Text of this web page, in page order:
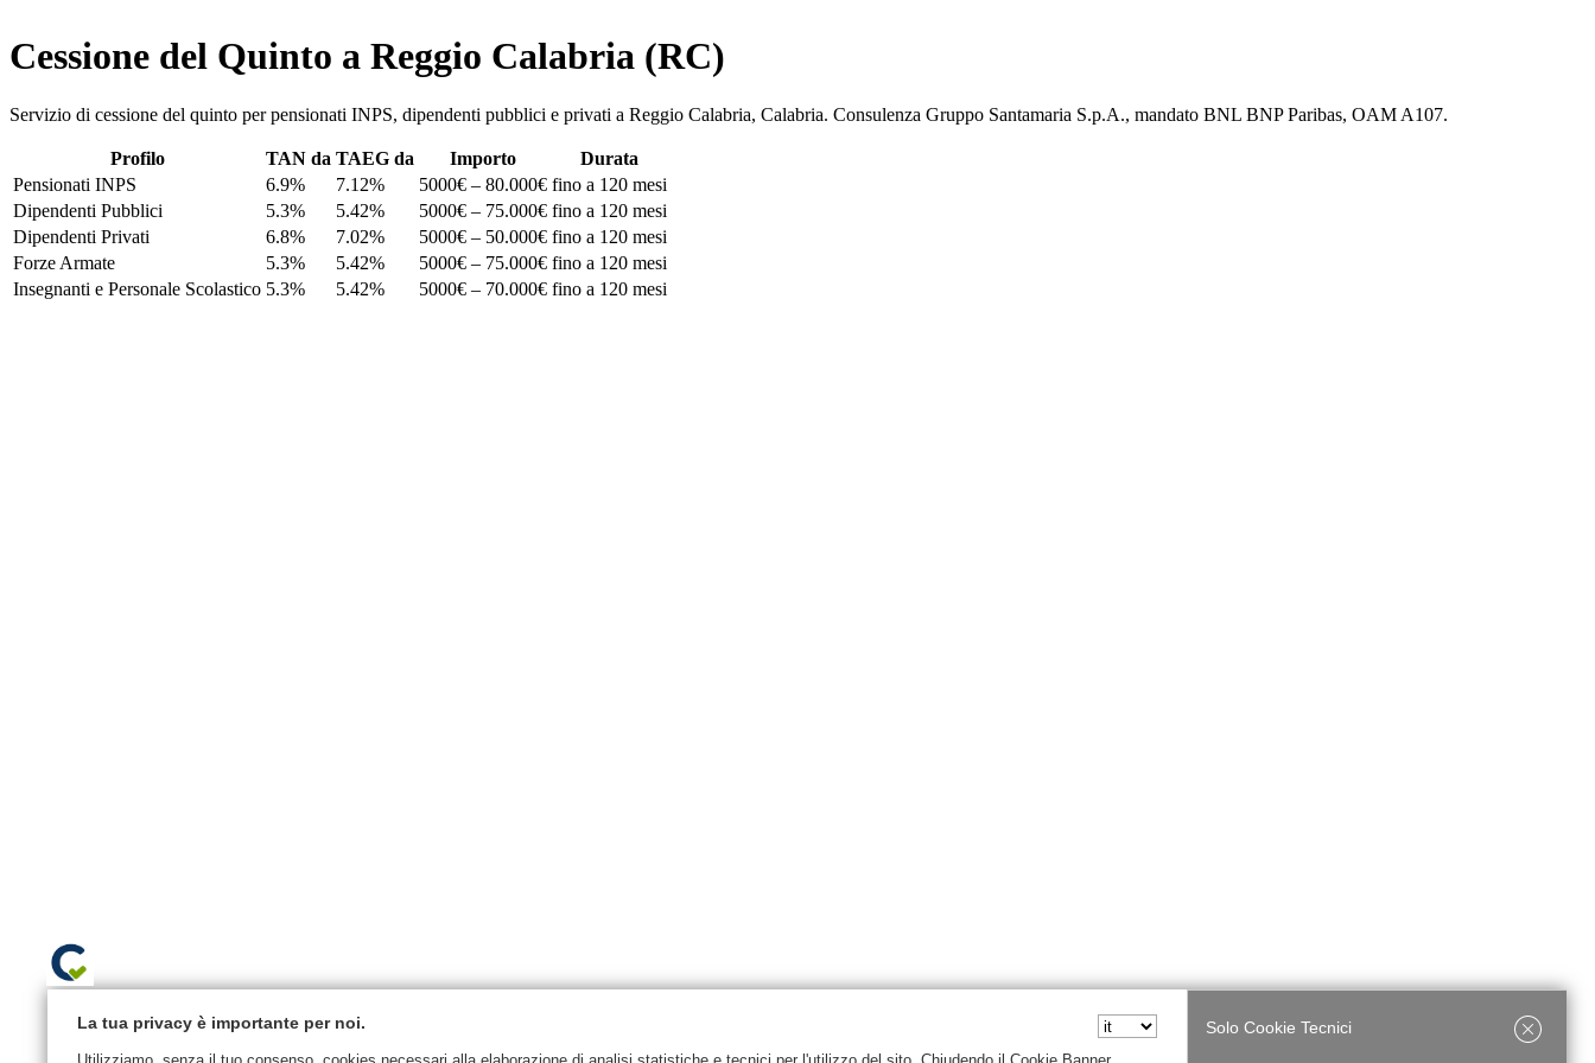
Cessione del Quinto a Reggio Calabria (RC)
Servizio di cessione del quinto per pensionati INPS, dipendenti pubblici e privati a Reggio Calabria, Calabria. Consulenza Gruppo Santamaria S.p.A., mandato BNL BNP Paribas, OAM A107.
Profilo TAN da TAEG da Importo
Durata
Pensionati INPS
6.9% 7.12% 5000€ – 80.000€ fino a 120 mesi
Dipendenti Pubblici
5.3% 5.42% 5000€ – 75.000€ fino a 120 mesi
Dipendenti Privati
6.8% 7.02% 5000€ – 50.000€ fino a 120 mesi
Forze Armate
5.3% 5.42% 5000€ – 75.000€ fino a 120 mesi
Insegnanti e Personale Scolastico 5.3% 5.42% 5000€ – 70.000€ fino a 120 mesi
La tua privacy è importante per noi. Solo Cookie Tecnici